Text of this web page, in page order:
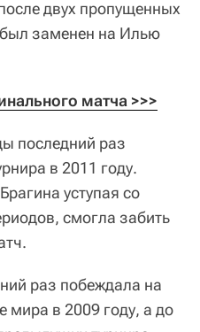
двух пропущенных
заменен на Илью
матча >>>
последний раз
в 2011 году.
уступая со
смогла забить
раз побеждала на
в 2009 году, а до